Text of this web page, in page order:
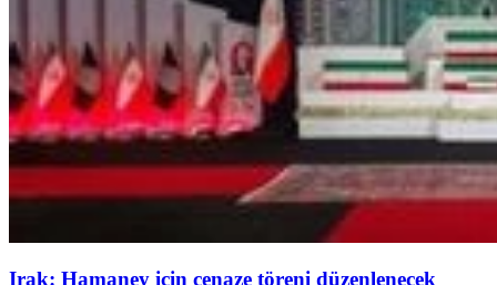
Irak: Hamaney için cenaze töreni düzenlenecek